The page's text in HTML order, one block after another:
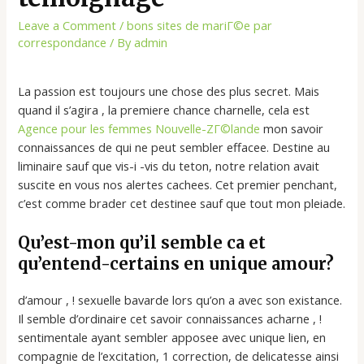
Leave a Comment /bons sites de mariГ©e par
correspondance / Byadmin
La passion est toujours une chose des plus secret. Mais
quand il s’agira , la premiere chance charnelle, cela est
Agence pour les femmes Nouvelle-ZГ©lande mon savoir
connaissances de qui ne peut sembler effacee. Destine au
liminaire sauf que vis-i -vis du teton, notre relation avait
suscite en vous nos alertes cachees. Cet premier penchant,
c’est comme brader cet destinee sauf que tout mon pleiade.
Qu’est-mon qu’il semble ca et
qu’entend-certains en unique amour?
d’amour , ! sexuelle bavarde lors qu’on a avec son existance.
Il semble d’ordinaire cet savoir connaissances acharne , !
sentimentale ayant sembler apposee avec unique lien, en
compagnie de l’excitation, 1 correction, de delicatesse ainsi